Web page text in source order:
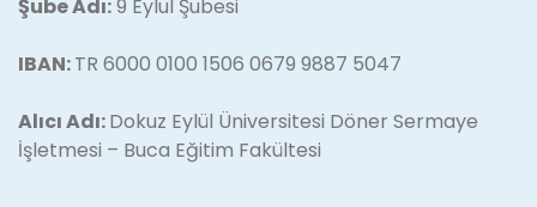
Şube Adı:9 Eylul Şubesi
IBAN:TR 6000 0100 1506 0679 9887 5047
Alıcı Adı:Dokuz Eylül Üniversitesi Döner Sermaye
İşletmesi – Buca Eğitim Fakültesi